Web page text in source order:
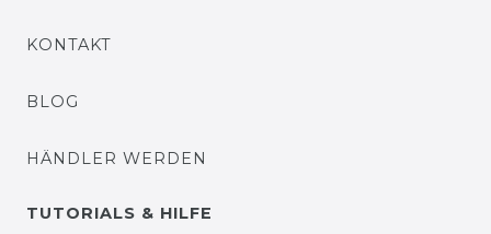
KONTAKT
BLOG
HÄNDLER WERDEN
TUTORIALS & HILFE